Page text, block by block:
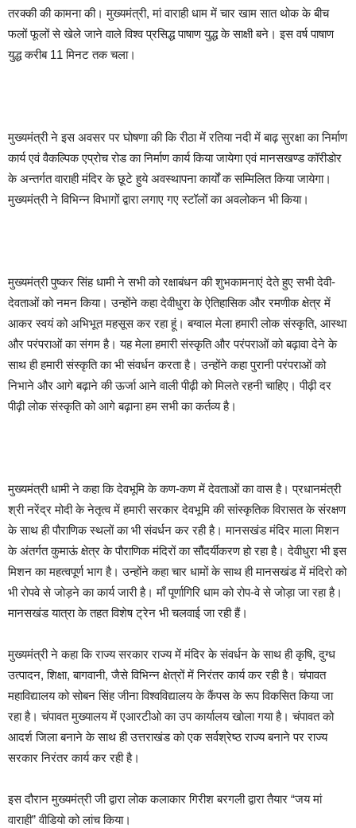
तरक्की की कामना की। मुख्यमंत्री, मां वाराही धाम में चार खाम सात थोक के बीच
फलों फूलों से खेले जाने वाले विश्व प्रसिद्ध पाषाण युद्ध के साक्षी बने। इस वर्ष पाषाण
युद्ध करीब 11 मिनट तक चला।
मुख्यमंत्री ने इस अवसर पर घोषणा की कि रीठा में रतिया नदी में बाढ़ सुरक्षा का निर्माण
कार्य एवं वैकल्पिक एप्रोच रोड का निर्माण कार्य किया जायेगा एवं मानसखण्ड कॉरीडोर
के अन्तर्गत वाराही मंदिर के छूटे हुये अवस्थापना कार्यों क सम्मिलित किया जायेगा।
मुख्यमंत्री ने विभिन्न विभागों द्वारा लगाए गए स्टॉलों का अवलोकन भी किया।
मुख्यमंत्री पुष्कर सिंह धामी ने सभी को रक्षाबंधन की शुभकामनाएं देते हुए सभी देवी-
देवताओं को नमन किया। उन्होंने कहा देवीधुरा के ऐतिहासिक और रमणीक क्षेत्र में
आकर स्वयं को अभिभूत महसूस कर रहा हूं। बग्वाल मेला हमारी लोक संस्कृति, आस्था
और परंपराओं का संगम है। यह मेला हमारी संस्कृति और परंपराओं को बढ़ावा देने के
साथ ही हमारी संस्कृति का भी संवर्धन करता है। उन्होंने कहा पुरानी परंपराओं को
निभाने और आगे बढ़ाने की ऊर्जा आने वाली पीढ़ी को मिलते रहनी चाहिए। पीढ़ी दर
पीढ़ी लोक संस्कृति को आगे बढ़ाना हम सभी का कर्तव्य है।
मुख्यमंत्री धामी ने कहा कि देवभूमि के कण-कण में देवताओं का वास है। प्रधानमंत्री
श्री नरेंद्र मोदी के नेतृत्व में हमारी सरकार देवभूमि की सांस्कृतिक विरासत के संरक्षण
के साथ ही पौराणिक स्थलों का भी संवर्धन कर रही है। मानसखंड मंदिर माला मिशन
के अंतर्गत कुमाऊं क्षेत्र के पौराणिक मंदिरों का सौंदर्यीकरण हो रहा है। देवीधुरा भी इस
मिशन का महत्वपूर्ण भाग है। उन्होंने कहा चार धामों के साथ ही मानसखंड में मंदिरो को
भी रोपवे से जोड़ने का कार्य जारी है। माँ पूर्णागिरि धाम को रोप-वे से जोड़ा जा रहा है।
मानसखंड यात्रा के तहत विशेष ट्रेन भी चलवाई जा रही हैं।
मुख्यमंत्री ने कहा कि राज्य सरकार राज्य में मंदिर के संवर्धन के साथ ही कृषि, दुग्ध
उत्पादन, शिक्षा, बागवानी, जैसे विभिन्न क्षेत्रों में निरंतर कार्य कर रही है। चंपावत
महाविद्यालय को सोबन सिंह जीना विश्वविद्यालय के कैंपस के रूप विकसित किया जा
रहा है। चंपावत मुख्यालय में एआरटीओ का उप कार्यालय खोला गया है। चंपावत को
आदर्श जिला बनाने के साथ ही उत्तराखंड को एक सर्वश्रेष्ठ राज्य बनाने पर राज्य
सरकार निरंतर कार्य कर रही है।
इस दौरान मुख्यमंत्री जी द्वारा लोक कलाकार गिरीश बरगली द्वारा तैयार “जय मां
वाराही” वीडियो को लांच किया।